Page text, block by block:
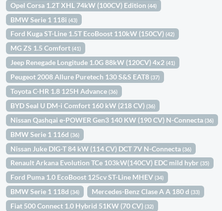
Opel Corsa 1.2T XHL 74kW (100CV) Edition(44)
BMW Serie 1 118i(43)
Ford Kuga ST-Line 1.5T EcoBoost 110kW (150CV)(42)
MG ZS 1.5 Comfort(41)
Jeep Renegade Longitude 1.0G 88kW (120CV) 4x2(41)
Peugeot 2008 Allure Puretech 130 S&S EAT8(37)
Toyota C-HR 1.8 125H Advance(36)
BYD Seal U DM-i Comfort 160 kW (218 CV)(36)
Nissan Qashqai e-POWER Gen3 140 KW (190 CV) N-Connecta(36)
BMW Serie 1 116d(36)
Nissan Juke DIG-T 84 kW (114 CV) DCT 7V N-Connecta(36)
Renault Arkana Evolution TCe 103kW(140CV) EDC mild hybr(35)
Ford Puma 1.0 EcoBoost 125cv ST-Line MHEV(34)
BMW Serie 1 118d(34) Mercedes-Benz Clase A A 180 d(33)
Fiat 500 Connect 1.0 Hybrid 51KW (70 CV)(32)